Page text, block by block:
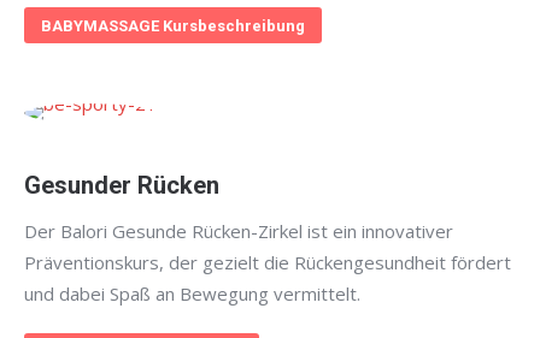
BABYMASSAGE Kursbeschreibung
Gesunder Rücken
Der Balori Gesunde Rücken-Zirkel ist ein innovativer
Präventionskurs, der gezielt die Rückengesundheit fördert
und dabei Spaß an Bewegung vermittelt.